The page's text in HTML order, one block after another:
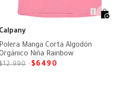
Calpany
Polera Manga Corta Algodón
Niña Rainbow
12.990 $6490